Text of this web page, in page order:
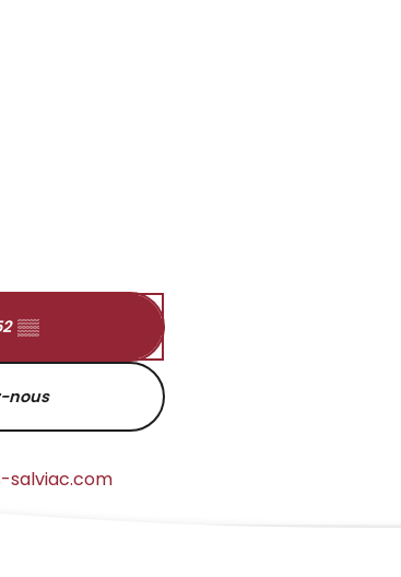
▒▒
nous
salviac.com